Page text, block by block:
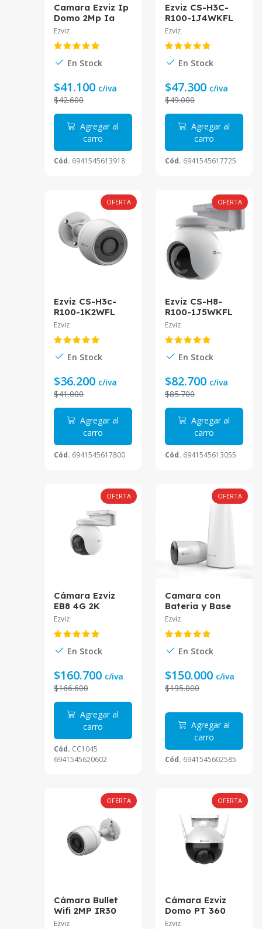
Camara Ezviz Ip
Domo 2Mp Ia
Auto Tracking
H8C-R100
Ezviz
En Stock
$41.100 c/iva
$42.600
Agregar al
carro
Cód. 6941545613918
Ezviz CS-H3C-
R100-1J4WKFL
Cámara
Bala Wifi 2K
Color
Ezviz
En Stock
$47.300 c/iva
$49.000
Agregar al
carro
Cód. 6941545617725
OFERTA
Ezviz CS-H3c-
R100-1K2WFL
Camara Bala
2Mp Color
Ezviz
En Stock
$36.200 c/iva
$41.000
Agregar al
carro
Cód. 6941545617800
OFERTA
Ezviz CS-H8-
R100-1J5WKFL
Cámara 3K Wi-Fi
Inclinación
Inteligencia
Ezviz
En Stock
$82.700 c/iva
$85.700
Agregar al
carro
Cód. 6941545613055
OFERTA
Cámara Ezviz
EB8 4G 2K
Bateria CS-EB8-
LA
Ezviz
En Stock
$160.700 c/iva
$166.600
Agregar al
carro
Cód. CC1045
6941545620602
OFERTA
Camara con
Bateria y Base
EZVIZ CS-BC1-
Ezviz
En Stock
$150.000 c/iva
$195.000
Agregar al
carro
Cód. 6941545602585
OFERTA
Cámara Bullet
Wifi 2MP IR30
CS-H3c-R100-
Ezviz
OFERTA
Cámara Ezviz
Domo PT 360
1080P IA 6mm
Ezviz